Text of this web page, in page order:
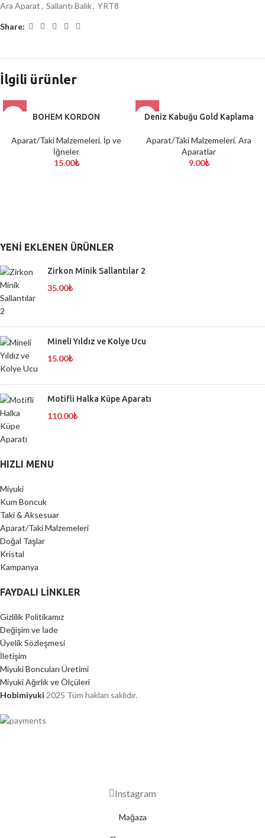
Ara Aparat, Sallantı Balık, YRT8
Share:
İlgili ürünler
BOHEM KORDON
Aparat/Taki Malzemeleri, İp ve
İğneler
15.00₺
Deniz Kabuğu Gold Kaplama
Aparat/Taki Malzemeleri, Ara
Aparatlar
9.00₺
YENI EKLENEN ÜRÜNLER
Zirkon Minik Sallantılar 2
35.00₺
Mineli Yıldız ve Kolye Ucu
15.00₺
Motifli Halka Küpe Aparatı
110.00₺
HIZLI MENU
Miyuki
Kum Boncuk
Taki & Aksesuar
Aparat/Taki Malzemeleri
Doğal Taşlar
Kristal
Kampanya
FAYDALI LİNKLER
Gizlilik Politikamız
Değişim ve İade
Üyelik Sözleşmesi
İletişim
Miyuki Boncuları Üretimi
Miyuki Ağırlık ve Ölçüleri
Hobimiyuki 2025 Tüm hakları saklıdır.
Instagram
Mağaza